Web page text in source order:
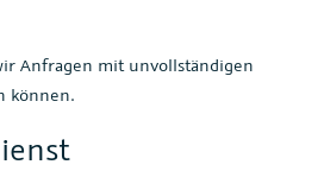
Anfragen mit unvollständigen
können.